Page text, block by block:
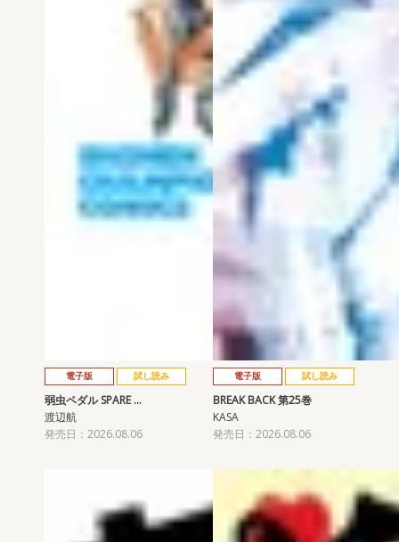
電子版 試し読み
弱虫ペダル SPARE …
渡辺航
発売日：2026.08.06
電子版 試し読み
BREAK BACK 第25巻
KASA
発売日：2026.08.06